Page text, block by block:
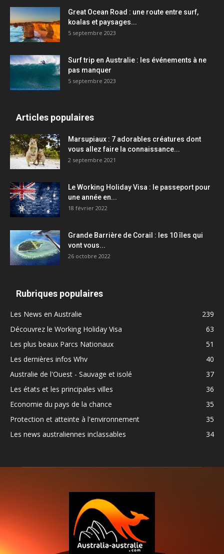
Great Ocean Road : une route entre surf,
koalas et paysages...
5 septembre 2023
Surf trip en Australie : les événements à ne
pas manquer
5 septembre 2023
Articles populaires
Marsupiaux : 7 adorables créatures dont
vous allez faire la connaissance...
2 septembre 2021
Le Working Holiday Visa : le passeport pour
une année en...
18 février 2022
Grande Barrière de Corail : les 10 îles qui
vont vous...
26 octobre 2022
Rubriques populaires
Les News en Australie
239
Découvrez le Working Holiday Visa
63
Les plus beaux Parcs Nationaux
51
Les dernières infos Whv
40
Australie de l'Ouest - Sauvage et isolé
37
Les états et les principales villes
36
Economie du pays de la chance
35
Protection et atteinte à l'environnement
35
Les news australiennes inclassables
34